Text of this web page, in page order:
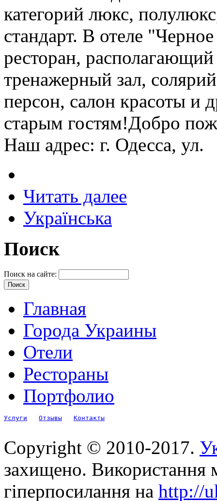
категорий люкс,
стандарт. В отеле
ресторан,
тренажерный зал,
персон, салон красоты
старым гостям!Добро
Наш адрес: г. Одесса, ул.
Читать далее
Українська
Поиск
Поиск на сайте:
Главная
Города Украины
Отели
Рестораны
Портфолио
Услуги Отзывы Контакты
Copyright © 2010-2017.
захищено. Використання
гіперпосилання на http://